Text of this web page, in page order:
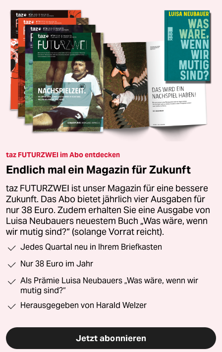
taz FUTURZWEI im Abo entdecken
Endlich mal ein Magazin für Zukunft
taz FUTURZWEI ist unser Magazin für eine bessere
Zukunft. Das Abo bietet jährlich vier Ausgaben für
nur 38 Euro. Zudem erhalten Sie eine Ausgabe von
Luisa Neubauers neuestem Buch „Was wäre, wenn
wir mutig sind?“ (solange Vorrat reicht).
Jedes Quartal neu in Ihrem Briefkasten
Nur 38 Euro im Jahr
Als Prämie Luisa Neubauers „Was wäre, wenn wir
mutig sind?“
Herausgegeben von Harald Welzer
Jetzt abonnieren